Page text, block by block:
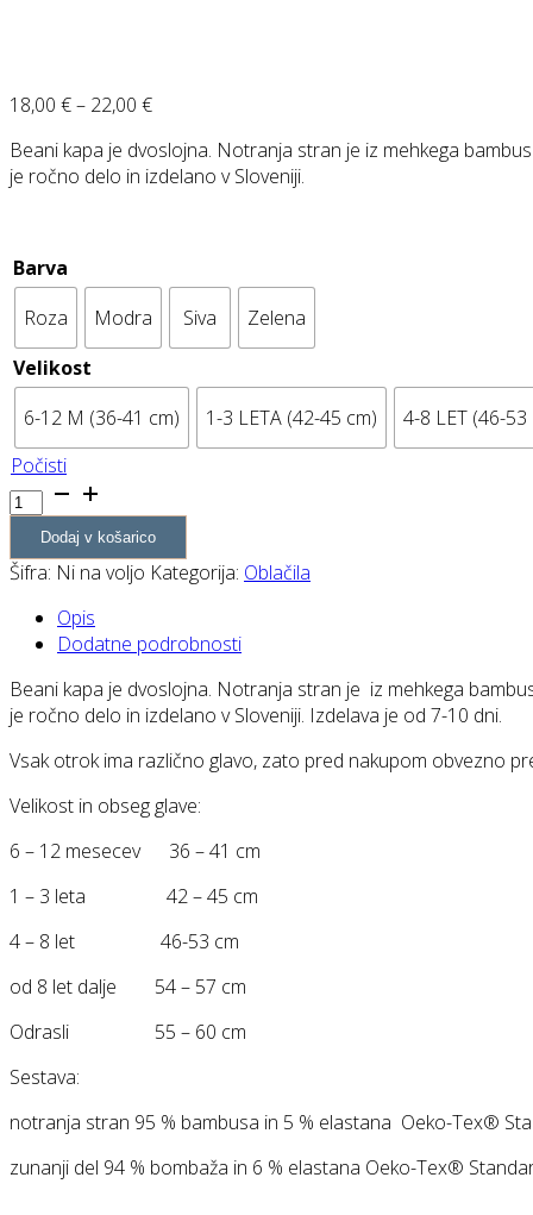
18,00 €– 22,00 €Cenovni
od
18,00 €
Beani kapa je dvoslojna. Notranja stran je iz mehkega
je ročno delo in izdelano v Sloveniji.
Barva
Roza
Modra Siva
Zelena
Velikost
6-12 M (36-41 cm)
1-3 LETA (42-45 cm)
4-8 LET (46-53
Počisti
Beani
kapa
količina
Dodaj v košarico
Šifra: Ni na voljo Kategorija: Oblačila
Opis
Dodatne podrobnosti
Beani kapa je dvoslojna. Notranja stran je iz mehkega
je ročno delo in izdelano v Sloveniji. Izdelava je od 7-10 dni.
Vsak otrok ima različno glavo, zato pred nakupom obvezno
Velikost in obseg glave:
6 – 12 mesecev 36 – 41 cm
1 – 3 leta 42 – 45 cm
4 – 8 let 46-53 cm
od 8 let dalje 54 – 57 cm
Odrasli 55 – 60 cm
Sestava:
notranja stran 95 % bambusa in 5 % elastana Oeko-Tex®
zunanji del 94 % bombaža in 6 % elastana Oeko-Tex®